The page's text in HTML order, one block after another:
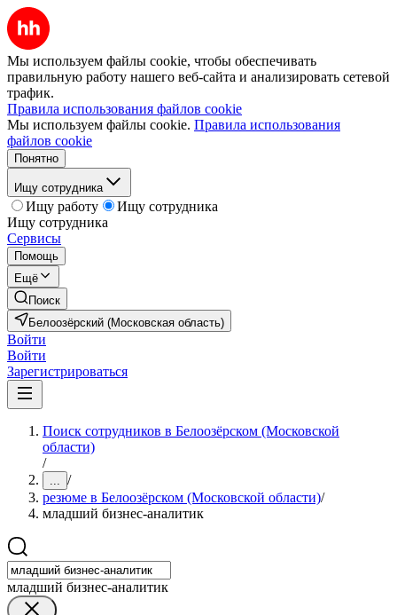
Мы используем файлы cookie, чтобы обеспечивать
правильную работу нашего веб-сайта и анализировать сетевой
трафик.
Правила использования файлов cookie
Мы используем файлы cookie. Правила использования
файлов cookie
Понятно
Ищу сотрудника
Ищу работу
Ищу сотрудника
Ищу сотрудника
Сервисы
Помощь
Ещё
Поиск
Белоозёрский (Московская область)
Войти
Войти
Зарегистрироваться
Поиск сотрудников в Белоозёрском (Московской
области)
/
... /
резюме в Белоозёрском (Московской области)/
младший бизнес-аналитик
младший бизнес-аналитик